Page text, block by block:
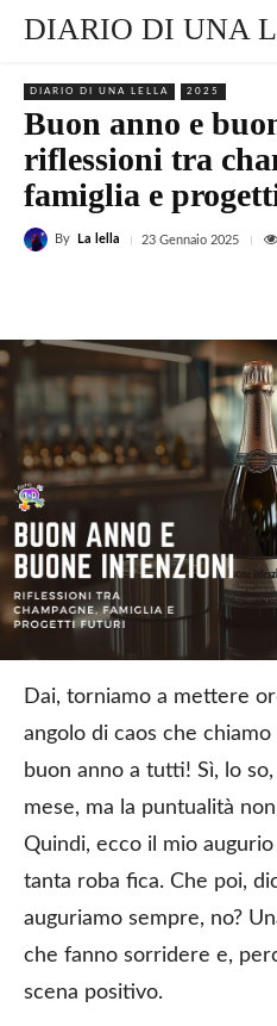
DIARIO DI UNA
DIARIO DI UNA LELLA 2025
Buon anno e
riflessioni tra
famiglia e
By La lella 23 Gennaio 2025
Dai, torniamo a mettere
angolo di caos che chiamo
buon anno a tutti! Sì, lo
mese, ma la puntualità
Quindi, ecco il mio
tanta roba fica. Che poi,
auguriamo sempre, no?
che fanno sorridere e,
scena positivo.